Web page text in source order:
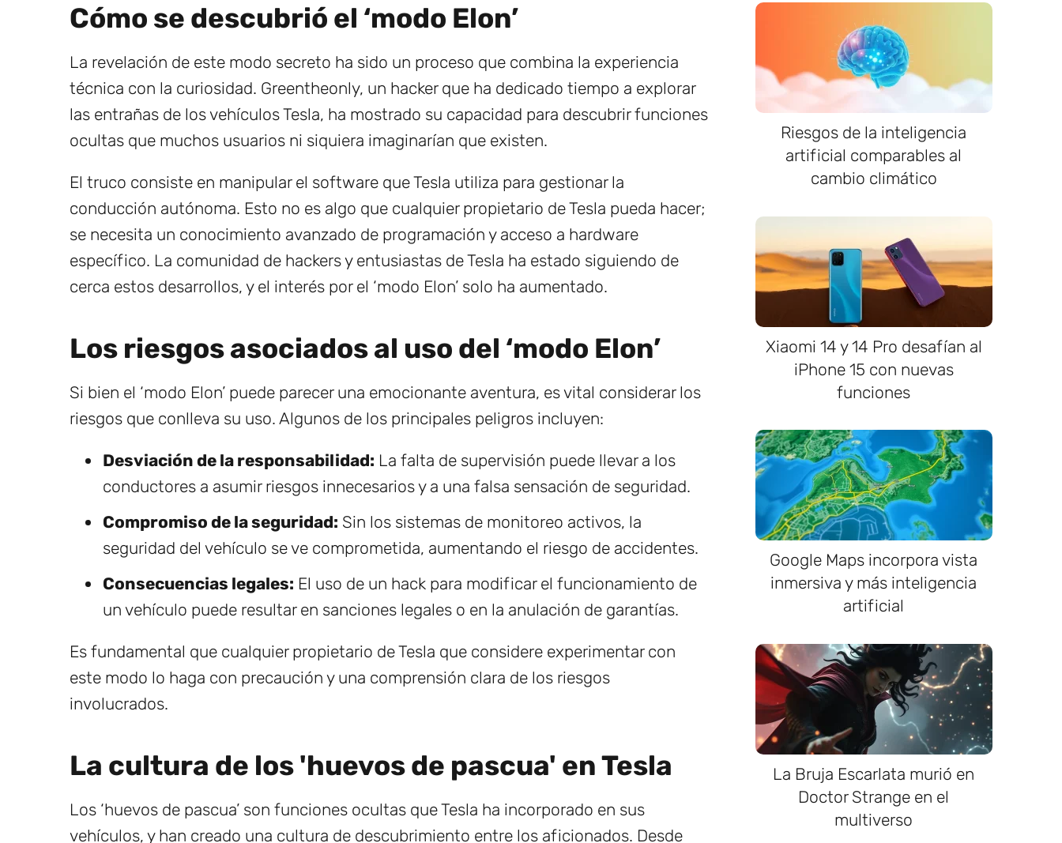
Cómo se descubrió el ‘modo Elon’
La revelación de este modo secreto ha sido un proceso que combina la experiencia
técnica con la curiosidad. Greentheonly, un hacker que ha dedicado tiempo a explorar
las entrañas de los vehículos Tesla, ha mostrado su capacidad para descubrir funciones
ocultas que muchos usuarios ni siquiera imaginarían que existen.
El truco consiste en manipular el software que Tesla utiliza para gestionar la
conducción autónoma. Esto no es algo que cualquier propietario de Tesla pueda hacer;
se necesita un conocimiento avanzado de programación y acceso a hardware
específico. La comunidad de hackers y entusiastas de Tesla ha estado siguiendo de
cerca estos desarrollos, y el interés por el ‘modo Elon’ solo ha aumentado.
Los riesgos asociados al uso del ‘modo Elon’
Si bien el ‘modo Elon’ puede parecer una emocionante aventura, es vital considerar los
riesgos que conlleva su uso. Algunos de los principales peligros incluyen:
Desviación de la responsabilidad: La falta de supervisión puede llevar a los
conductores a asumir riesgos innecesarios y a una falsa sensación de seguridad.
Compromiso de la seguridad: Sin los sistemas de monitoreo activos, la
seguridad del vehículo se ve comprometida, aumentando el riesgo de accidentes.
Consecuencias legales: El uso de un hack para modificar el funcionamiento de
un vehículo puede resultar en sanciones legales o en la anulación de garantías.
Es fundamental que cualquier propietario de Tesla que considere experimentar con
este modo lo haga con precaución y una comprensión clara de los riesgos
involucrados.
La cultura de los 'huevos de pascua' en Tesla
Los ‘huevos de pascua’ son funciones ocultas que Tesla ha incorporado en sus
vehículos, y han creado una cultura de descubrimiento entre los aficionados. Desde
Riesgos de la inteligencia
artificial comparables al
cambio climático
Xiaomi 14 y 14 Pro desafían al
iPhone 15 con nuevas
funciones
Google Maps incorpora vista
inmersiva y más inteligencia
artificial
La Bruja Escarlata murió en
Doctor Strange en el
multiverso